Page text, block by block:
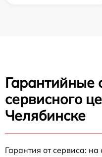
Гарантийные
сервисного
Челябинске
Гарантия от сервиса: